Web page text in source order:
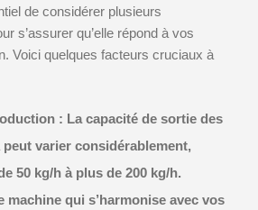
de considérer plusieurs
s’assurer qu’elle répond à vos
Voici quelques facteurs cruciaux à
: La capacité de sortie des
peut varier considérablement,
50 kg/h à plus de 200 kg/h.
machine qui s’harmonise avec vos